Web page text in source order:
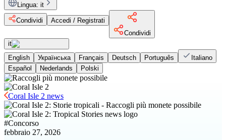
Lingua: it
Condividi
Accedi / Registrati
Condividi
it
English
Українська Français Deutsch Português
Italiano
Español
Nederlands Polski
Coral Isle 2 news
#Concorso
febbraio 27, 2026